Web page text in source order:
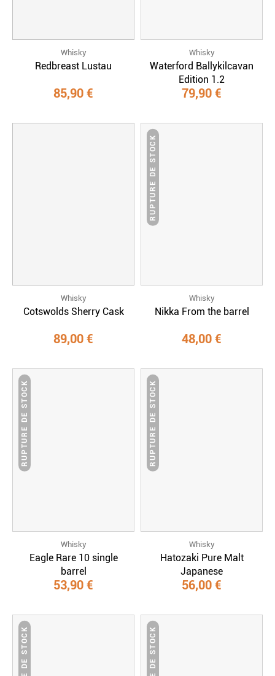
Whisky
Redbreast Lustau
85,90 €
Whisky
Waterford Ballykilcavan
Edition 1.2
79,90 €
Whisky
Cotswolds Sherry Cask
89,00 €
RUPTURE DE STOCK
Whisky
Nikka From the barrel
48,00 €
RUPTURE DE STOCK
Whisky
Eagle Rare 10 single
barrel
53,90 €
RUPTURE DE STOCK
Whisky
Hatozaki Pure Malt
Japanese
56,00 €